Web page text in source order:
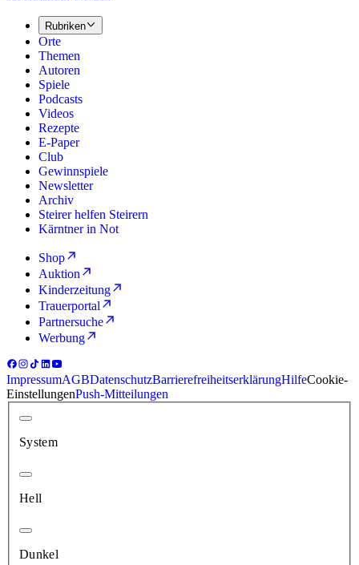
Rubriken
Orte
Themen
Autoren
Spiele
Podcasts
Videos
Rezepte
E-Paper
Club
Gewinnspiele
Newsletter
Archiv
Steirer helfen Steirern
Kärntner in Not
Shop
Auktion
Kinderzeitung
Trauerportal
Partnersuche
Werbung
ImpressumAGBDatenschutzBarrierefreiheitserklärungHilfeCookie-
EinstellungenPush-Mitteilungen
System
Hell
Dunkel